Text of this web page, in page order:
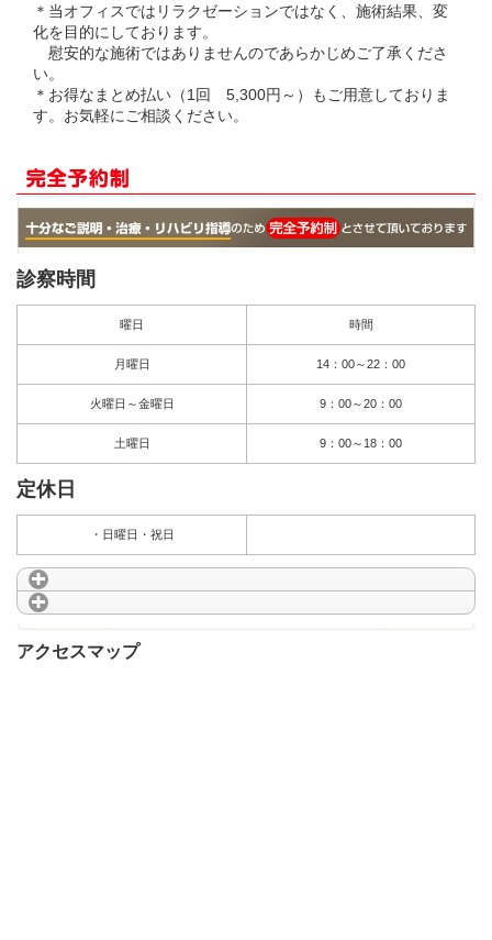
＊当オフィスではリラクゼーションではなく、施術結果、変
化を目的にしております。
慰安的な施術ではありませんのであらかじめご了承くださ
い。
＊お得なまとめ払い（1回 5,300円～）もご用意しておりま
す。お気軽にご相談ください。
診察時間
曜日 時間
月曜日 14：00～22：00
火曜日～金曜日 9：00～20：00
土曜日 9：00～18：00
定休日
・日曜日・祝日
アクセスマップ